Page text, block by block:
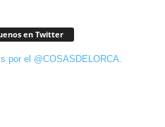
en Twitter
por el @COSASDELORCA.